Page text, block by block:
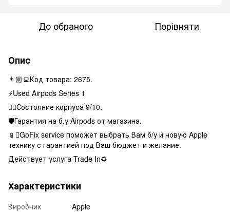
До обраного Порівняти
Опис
👨🏼‍💻Код товара: 2675.
⚡️Used Airpods Series 1
👌🏻Состояние корпуса 9/10.
🛡Гарантия на б.у Airpods от магазина.
📱GoFix service поможет выбрать Вам б/у и новую Apple
технику с гарантией под Ваш бюджет и желание.
Действует услуга Trade In♻️
Характеристики
Виробник
Apple